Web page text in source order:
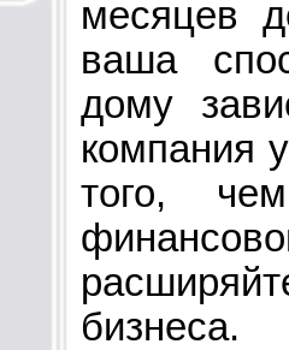
месяцев
ваша
дому
компания
того,
бизнеса.